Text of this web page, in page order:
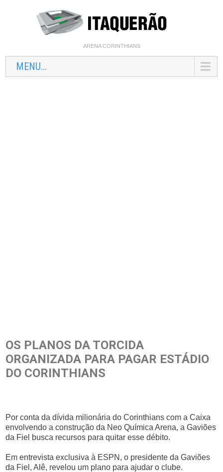
ARENA CORINTHIANS
MENU...
OS PLANOS DA TORCIDA
ORGANIZADA PARA PAGAR ESTÁDIO
DO CORINTHIANS
Por conta da dívida milionária do Corinthians com a Caixa
envolvendo a construção da Neo Química Arena, a Gaviões
da Fiel busca recursos para quitar esse débito.
Em entrevista exclusiva à ESPN, o presidente da Gaviões
da Fiel, Alê, revelou um plano para ajudar o clube.